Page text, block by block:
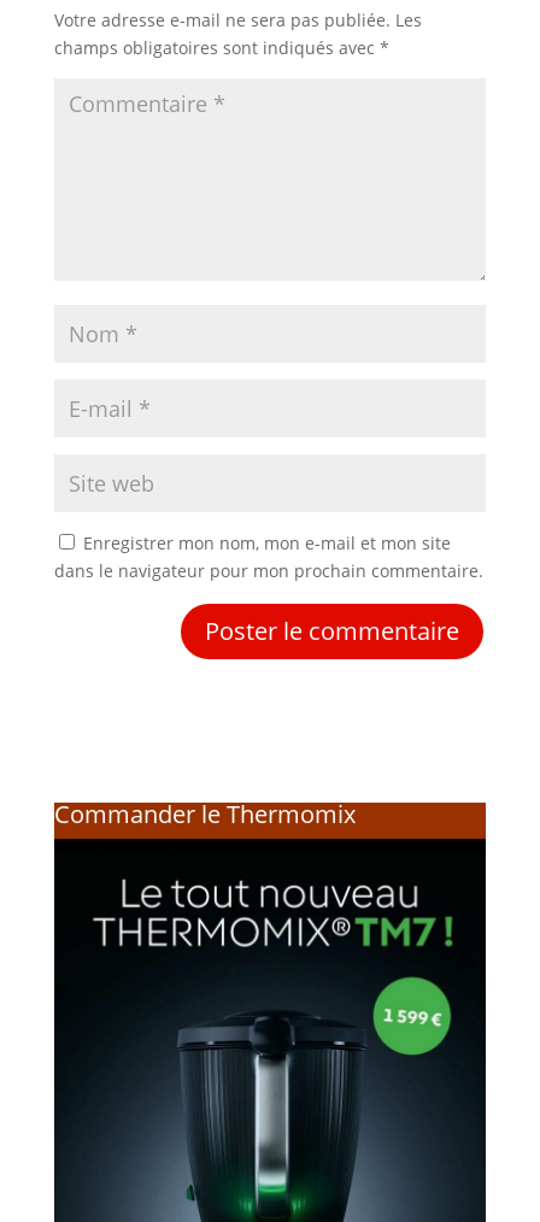
Votre adresse e-mail ne sera pas publiée. Les
champs obligatoires sont indiqués avec *
Enregistrer mon nom, mon e-mail et mon site
dans le navigateur pour mon prochain commentaire.
Commander le Thermomix